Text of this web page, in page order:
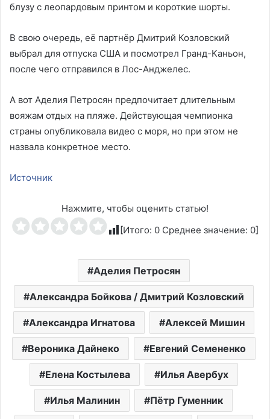
блузу с леопардовым принтом и короткие шорты.
В свою очередь, её партнёр Дмитрий Козловский
выбрал для отпуска США и посмотрел Гранд-Каньон,
после чего отправился в Лос-Анджелес.
А вот Аделия Петросян предпочитает длительным
вояжам отдых на пляже. Действующая чемпионка
страны опубликовала видео с моря, но при этом не
назвала конкретное место.
Источник
Нажмите, чтобы оценить статью!
[Итого: 0 Среднее значение: 0]
Аделия Петросян
Александра Бойкова / Дмитрий Козловский
Александра Игнатова Алексей Мишин
Вероника Дайнеко Евгений Семененко
Елена Костылева Илья Авербух
Илья Малинин Пётр Гуменник